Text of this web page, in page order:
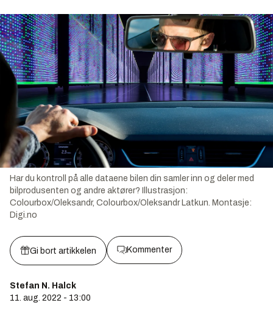
Har du kontroll på alle dataene bilen din samler inn og deler med
bilprodusenten og andre aktører?
Illustrasjon:
Colourbox/Oleksandr, Colourbox/Oleksandr Latkun. Montasje:
Digi.no
Gi bort artikkelen Kommenter
Stefan N. Halck
11. aug. 2022 - 13:00